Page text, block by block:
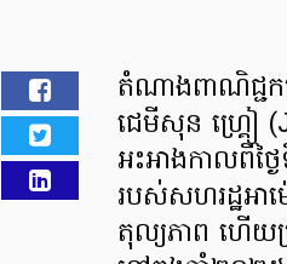
តំណាងពាណិជ្ជក
ជេមីសុន ហ្គ្រៀ
អះអាងកាលពីថ្ង
របស់សហរដ្ឋអា
តុល្យភាព ហើយ